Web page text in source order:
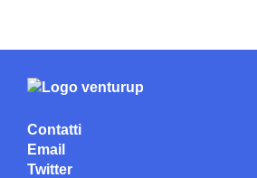
Contatti
Email
Twitter